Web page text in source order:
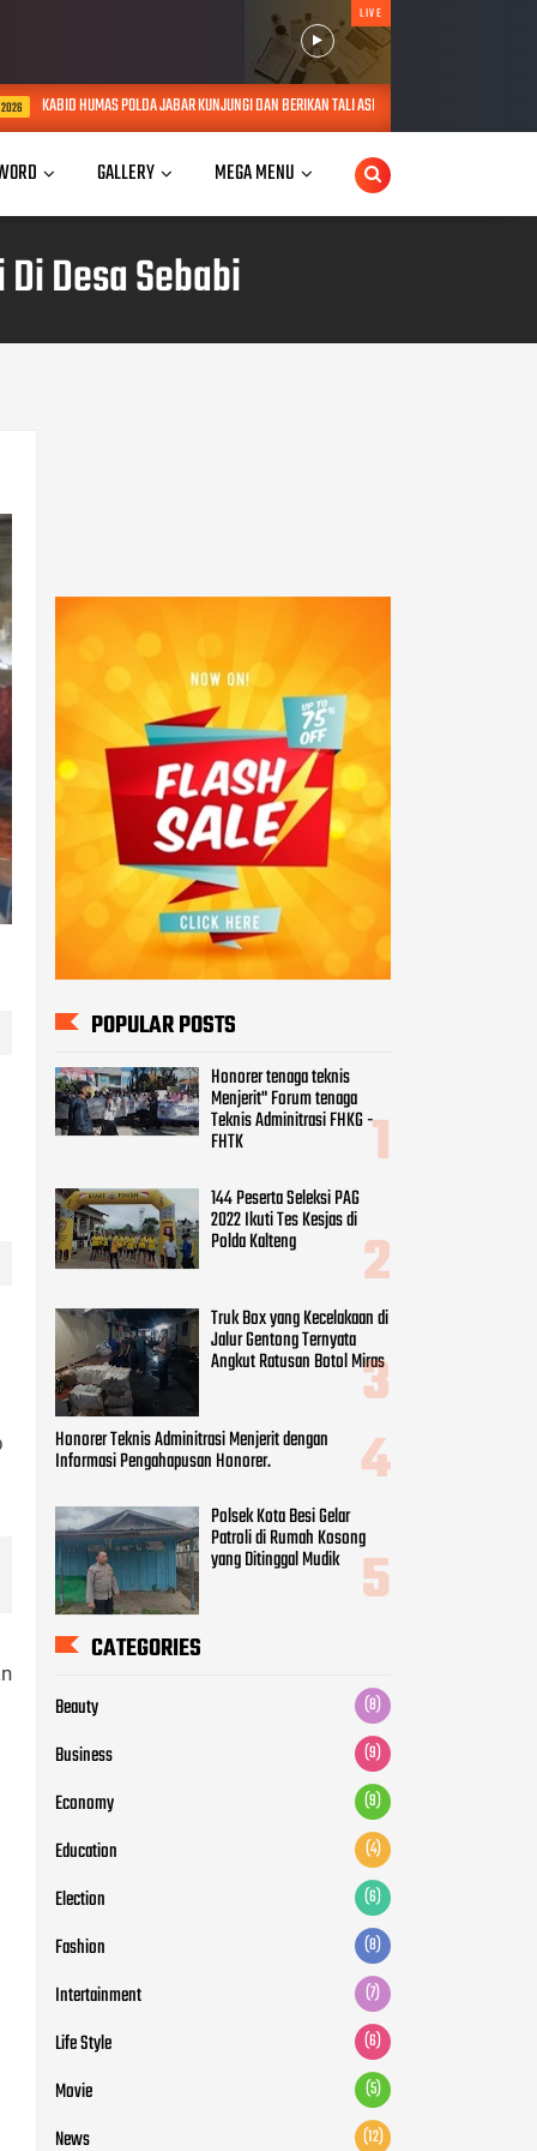
LIVE
KUNJUNGI DAN BERIKAN TALI ASIH KEPADA LANSIA SEBATANG KARA DI JATINANGOR
GALLERY MEGA MENU
Desa Sebabi
POPULAR POSTS
Honorer tenaga teknis
Menjerit" Forum tenaga
Teknis Adminitrasi FHKG -
FHTK
144 Peserta Seleksi PAG
Polda Kalteng
Truk Box yang Kecelakaan di
Jalur Gentong Ternyata
Angkut Ratusan Botol Miras
Honorer Teknis Adminitrasi Menjerit dengan
Informasi Pengahapusan Honorer.
Patroli di Rumah Kosong
yang Ditinggal Mudik
CATEGORIES
Business (9)
Economy (9)
Education
(8)
(7)
(6)
(5)
(12)
(5)
(7)